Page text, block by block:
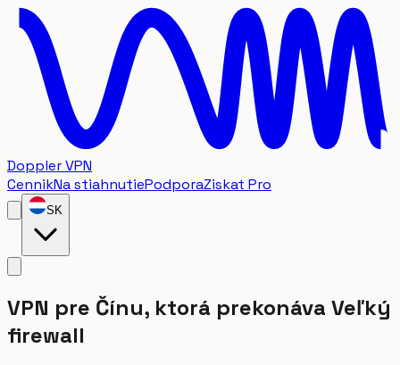
Doppler VPN
CennikNa stiahnutiePodporaZiskat Pro
SK
VPN pre Čínu, ktorá prekonáva Veľký
firewall